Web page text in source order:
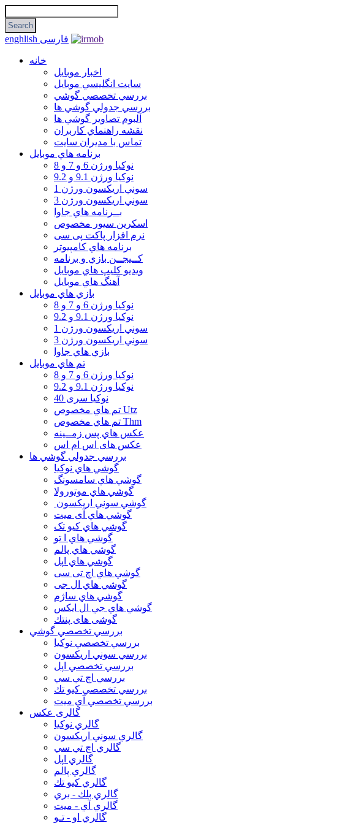
enghlish فارسی
خانه
اخبار موبایل
سايت انگليسي موبايل
بررسي تخصصي گوشي
بررسي جدولي گوشي ها
آلبوم تصاوير گوشي ها
نقشه راهنماي كاربران
تماس با مديران سايت
برنامه هاي موبايل
نوکیا ورژن 6 و 7 و 8
نوکیا ورژن 9.1 و 9.2
سوني اريكسون ورژن 1
سوني اريكسون ورژن 3
بــرنامه هاي جاوا
اسكرين سيور مخصوص
نرم افزار پاکت پی سی
برنامه هاي كامپيوتر
كــيجــن بازي و برنامه
ويديو كليپ هاي موبايل
آهنگ هاي موبايل
بازي هاي موبايل
نوكيا ورژن 6 و 7 و 8
نوكيا ورژن 9.1 و 9.2
سوني اريكسون ورژن 1
سوني اريكسون ورژن 3
بازي هاي جاوا
تم هاي موبايل
نوكيا ورژن 6 و 7 و 8
نوكيا ورژن 9.1 و 9.2
نوکیا سری 40
تم هاي مخصوص Utz
تم هاي مخصوص Thm
عكس هاي پس زمــينه
عكس های اس ام اس
بررسي جدولي گوشي ها
گوشي هاي نوكيا
گوشي هاي سامسونگ
گوشي هاي موتورولا
گوشي سوني اريكسون
گوشي هاي آی میت
گوشي هاي کیو تک
گوشي هاي ا تو
گوشي هاي پالم
گوشي هاي اپل
گوشي هاي اچ تی سی
گوشي هاي ال جی
گوشي هاي ساژم
گوشي هاي جي ال ايكس
گوشی های پنتك
بررسي تخصصي گوشي
بررسي تخصصي نوكيا
بررسي سوني اريكسون
بررسي تخصصي اپل
بررسي اچ تي سي
بررسي تخصصي كيو تك
بررسي تخصصي آي ميت
گالری عکس
گالري نوكيا
گالري سوني اريكسون
گالري اچ تي سي
گالري اپل
گالري پالم
گالري كيو تك
گالري بلك - بري
گالري آي - ميت
گالري او - تـو